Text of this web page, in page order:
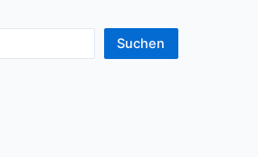
Suchen